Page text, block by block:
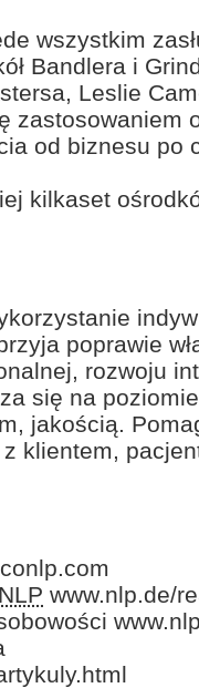
wszystkim
Bandlera i
Leslie
zastosowaniem
od biznesu po
kilkaset
poprawie
rozwoju
się na
jakością.
klientem,
NLP www.nlp.de/